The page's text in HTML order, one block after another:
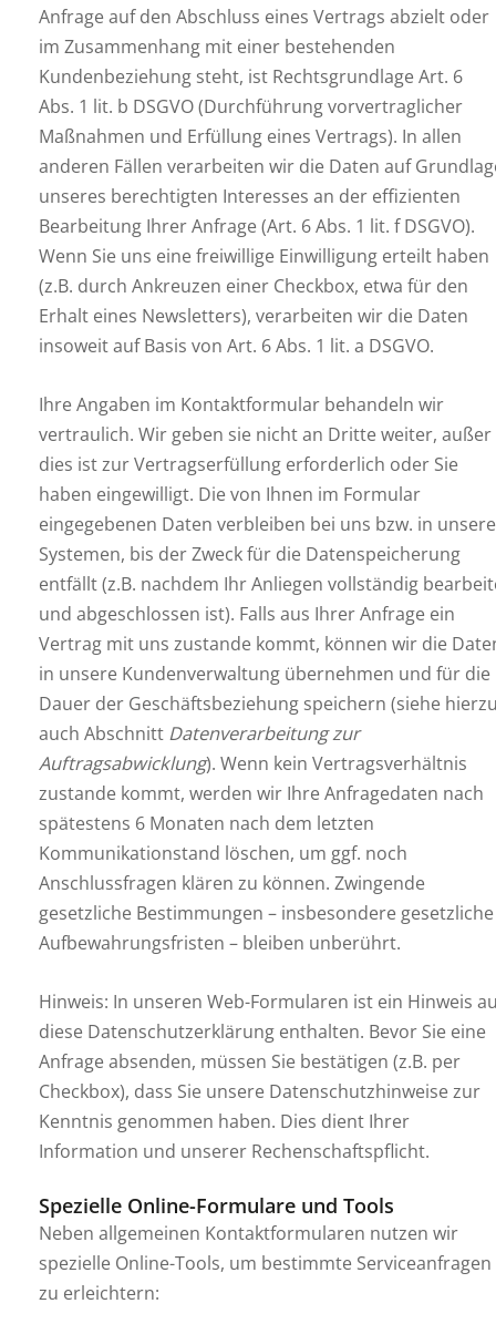
Anfrage auf den Abschluss eines Vertrags abzielt oder
im Zusammenhang mit einer bestehenden
Kundenbeziehung steht, ist Rechtsgrundlage Art. 6
Abs. 1 lit. b DSGVO (Durchführung vorvertraglicher
Maßnahmen und Erfüllung eines Vertrags). In allen
anderen Fällen verarbeiten wir die Daten auf
unseres berechtigten Interesses an der effizienten
Bearbeitung Ihrer Anfrage (Art. 6 Abs. 1 lit. f DSGVO).
Wenn Sie uns eine freiwillige Einwilligung erteilt haben
(z.B. durch Ankreuzen einer Checkbox, etwa für den
Erhalt eines Newsletters), verarbeiten wir die Daten
insoweit auf Basis von Art. 6 Abs. 1 lit. a DSGVO.
Ihre Angaben im Kontaktformular behandeln wir
vertraulich. Wir geben sie nicht an Dritte weiter, außer
dies ist zur Vertragserfüllung erforderlich oder Sie
haben eingewilligt. Die von Ihnen im Formular
eingegebenen Daten verbleiben bei uns bzw. in
Systemen, bis der Zweck für die Datenspeicherung
entfällt (z.B. nachdem Ihr Anliegen vollständig
und abgeschlossen ist). Falls aus Ihrer Anfrage ein
Vertrag mit uns zustande kommt, können wir die
in unsere Kundenverwaltung übernehmen und für die
Dauer der Geschäftsbeziehung speichern (siehe
auch Abschnitt Datenverarbeitung zur
Auftragsabwicklung). Wenn kein Vertragsverhältnis
zustande kommt, werden wir Ihre Anfragedaten nach
spätestens 6 Monaten nach dem letzten
Kommunikationstand löschen, um ggf. noch
Anschlussfragen klären zu können. Zwingende
gesetzliche Bestimmungen – insbesondere gesetzliche
Aufbewahrungsfristen – bleiben unberührt.
Hinweis: In unseren Web-Formularen ist ein Hinweis
diese Datenschutzerklärung enthalten. Bevor Sie eine
Anfrage absenden, müssen Sie bestätigen (z.B. per
Checkbox), dass Sie unsere Datenschutzhinweise zur
Kenntnis genommen haben. Dies dient Ihrer
Information und unserer Rechenschaftspflicht.
Spezielle Online-Formulare und Tools
Neben allgemeinen Kontaktformularen nutzen wir
spezielle Online-Tools, um bestimmte Serviceanfragen
zu erleichtern: